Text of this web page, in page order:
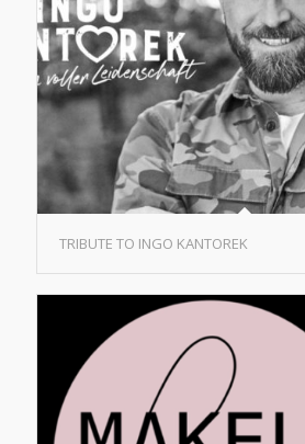
TRIBUTE TO INGO KANTOREK